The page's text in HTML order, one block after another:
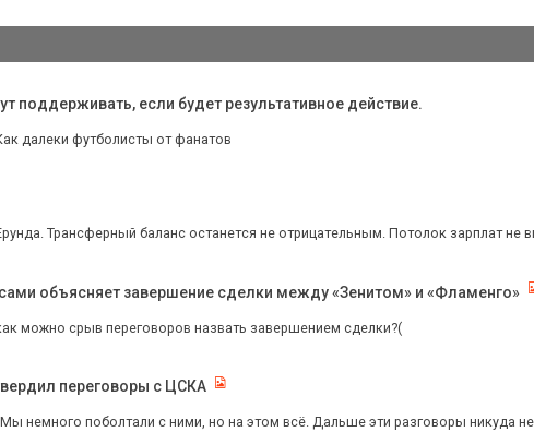
поддерживать, если будет результативное действие.
далеки футболисты от фанатов
Трансферный баланс останется не отрицательным. Потолок зарплат не
объясняет завершение сделки между «Зенитом» и «Фламенго»
можно срыв переговоров назвать завершением сделки?(
переговоры с ЦСКА
немного поболтали с ними, но на этом всё. Дальше эти разговоры никуда